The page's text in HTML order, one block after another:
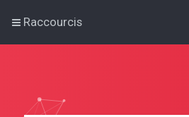
Raccourcis